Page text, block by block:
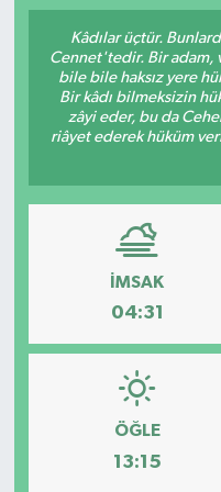
Kâdılar üçtür.
Cennet'tedir. Bir adam,
bile bile haksız yere
Bir kâdı bilmeksizin
zâyi eder, bu da
riâyet ederek hüküm
İMSAK
04:31
ÖĞLE
13:15